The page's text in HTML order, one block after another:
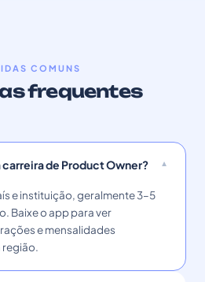
COMUNS
frequentes
de Product Owner?
e instituição, geralmente 3–5
Baixe o app para ver
e mensalidades
região.